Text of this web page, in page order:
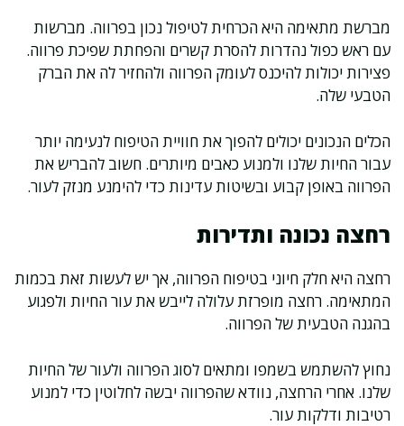
מברשת מתאימה היא הכרחית לטיפול נכון בפרווה. מברשות
עם ראש כפול נהדרות להסרת קשרים והפחתת שפיכת פרווה.
פצירות יכולות להיכנס לעומק הפרווה ולהחזיר לה את הברק
הטבעי שלה.
הכלים הנכונים יכולים להפוך את חוויית הטיפוח לנעימה יותר
עבור החיות שלנו ולמנוע כאבים מיותרים. חשוב להבריש את
הפרווה באופן קבוע ובשיטות עדינות כדי להימנע מנזק לעור.
רחצה נכונה ותדירות
רחצה היא חלק חיוני בטיפוח הפרווה, אך יש לעשות זאת בכמות
המתאימה. רחצה מופרזת עלולה לייבש את עור החיות ולפגוע
בהגנה הטבעית של הפרווה.
נחוץ להשתמש בשמפו ומתאים לסוג הפרווה ולעור של החיות
שלנו. אחרי הרחצה, נוודא שהפרווה יבשה לחלוטין כדי למנוע
רטיבות ודלקות עור.